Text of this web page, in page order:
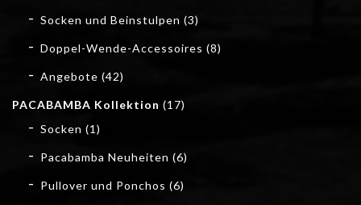
Socken und Beinstulpen (3)
Doppel-Wende-Accessoires (8)
Angebote (42)
PACABAMBA Kollektion (17)
Socken (1)
Pacabamba Neuheiten (6)
Pullover und Ponchos (6)